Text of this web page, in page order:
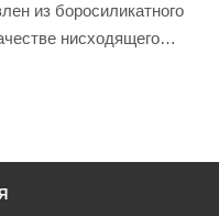
из боросиликатного
нисходящего